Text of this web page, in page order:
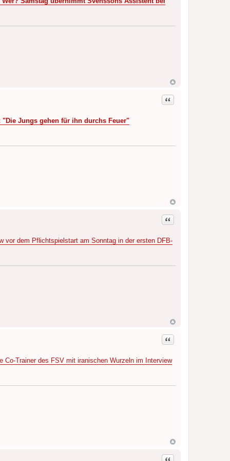
Zitat
"Die Jungs gehen für ihn durchs Feuer"
Zitat
vor dem Pflichtspielstart am Sonntag in der ersten DFB-
Zitat
Co-Trainer des FSV mit iranischen Wurzeln im Interview
Zitat